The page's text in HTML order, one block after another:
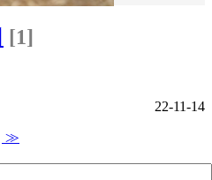
[1]
22-11-14
≫